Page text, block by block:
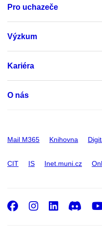
Pro uchazeče
Výzkum
Kariéra
O nás
Mail M365 Knihovna
CIT IS Inet.muni.cz
Facebook